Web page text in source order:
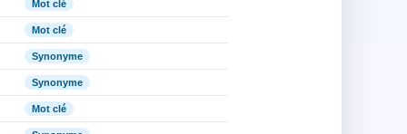
Mot clé
Mot clé
Synonyme
Synonyme
Mot clé